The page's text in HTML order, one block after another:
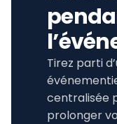
Tirez parti
centralisée
prolonger